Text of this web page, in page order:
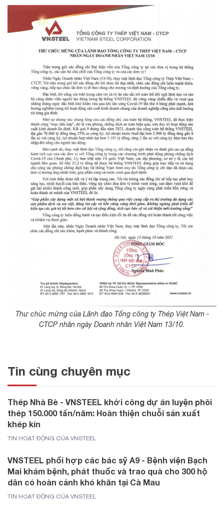
Thư chúc mừng của Lãnh đạo Tổng công ty Thép Việt Nam -
CTCP nhân ngày Doanh nhân Việt Nam 13/10.
Tin cùng chuyên mục
Thép Nhà Bè - VNSTEEL khởi công dự án luyện phôi
thép 150.000 tấn/năm: Hoàn thiện chuỗi sản xuất
khép kín
TIN HOẠT ĐỘNG CỦA VNSTEEL
VNSTEEL phối hợp các bác sỹ A9 - Bệnh viện Bạch
Mai khám bệnh, phát thuốc và trao quà cho 300 hộ
dân có hoàn cảnh khó khăn tại Cà Mau
TIN HOẠT ĐỘNG CỦA VNSTEEL